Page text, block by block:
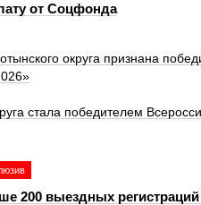
от Соцфонда
округа признана
стала победителем
200 выездных регистраций